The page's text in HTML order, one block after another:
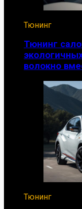
Тюнинг
Тюнинг
волокно
Тюнинг